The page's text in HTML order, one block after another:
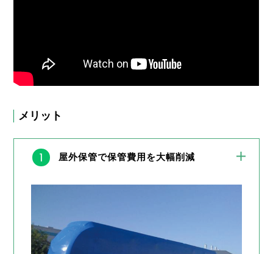
メリット
1 屋外保管で保管費用を大幅削減